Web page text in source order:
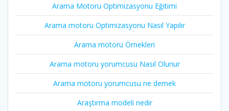
Arama Motoru Optimizasyonu Eğitimi
Arama motoru Optimizasyonu Nasıl Yapılır
Arama motoru Örnekleri
Arama motoru yorumcusu Nasıl Olunur
Arama motoru yorumcusu ne demek
Araştırma modeli nedir